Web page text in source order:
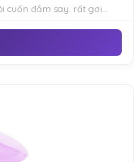
cuốn đắm say. rất gơi